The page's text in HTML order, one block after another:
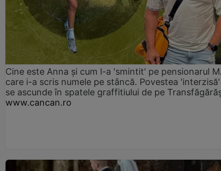
Cine este Anna și cum l-a 'smintit' pe pensionarul
care i-a scris numele pe stâncă. Povestea
se ascunde în spatele graffitiului de pe
www.cancan.ro